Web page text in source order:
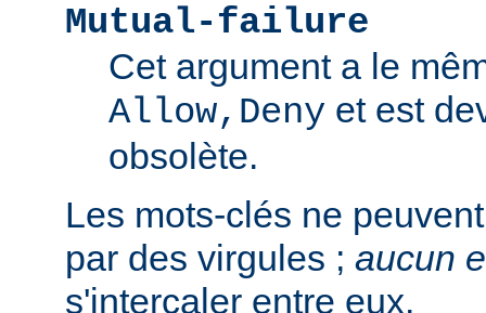
Mutual-failure
Cet argument a le
Allow,Deny et est
obsolète.
Les mots-clés ne
par des virgules ; aucun
s'intercaler entre eux.